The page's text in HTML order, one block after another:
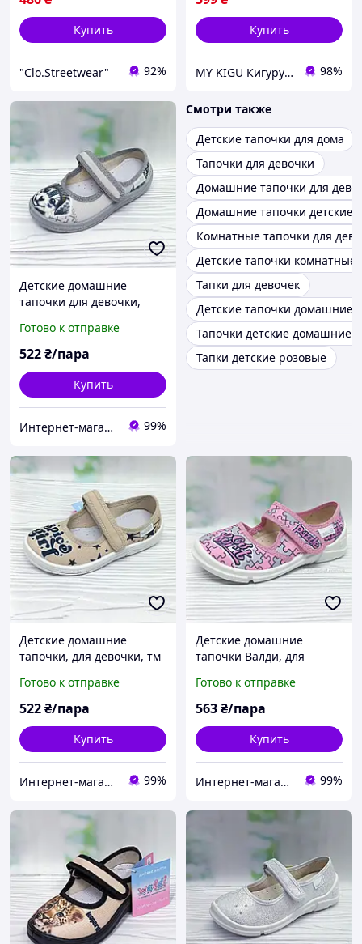
Купить
"Clo.Streetwear" 92%
Купить
MY KIGU Кигуруми для всей семьи! 98%
Детские домашние
тапочки для девочки,
(Waldi), принт: собачка
Готово к отправке
522₴/пара
Купить
Интернет-магазин "ELEGRANTIK" 99%
Смотри также
Детские тапочки для дома
Тапочки для девочки
Домашние тапочки для
Домашние тапочки детские
Комнатные тапочки для
Детские тапочки комнатные
Тапки для девочек
Детские тапочки домашние
Тапочки детские домашние
Тапки детские розовые
Детские домашние
тапочки, для девочки, тм
бежевые
Готово к отправке
522₴/пара
Купить
Интернет-магазин "ELEGRANTIK" 99%
Детские домашние
тапочки Валди, для
украшены стильным
принтом.
Готово к отправке
563₴/пара
Купить
Интернет-магазин "ELEGRANTIK" 99%